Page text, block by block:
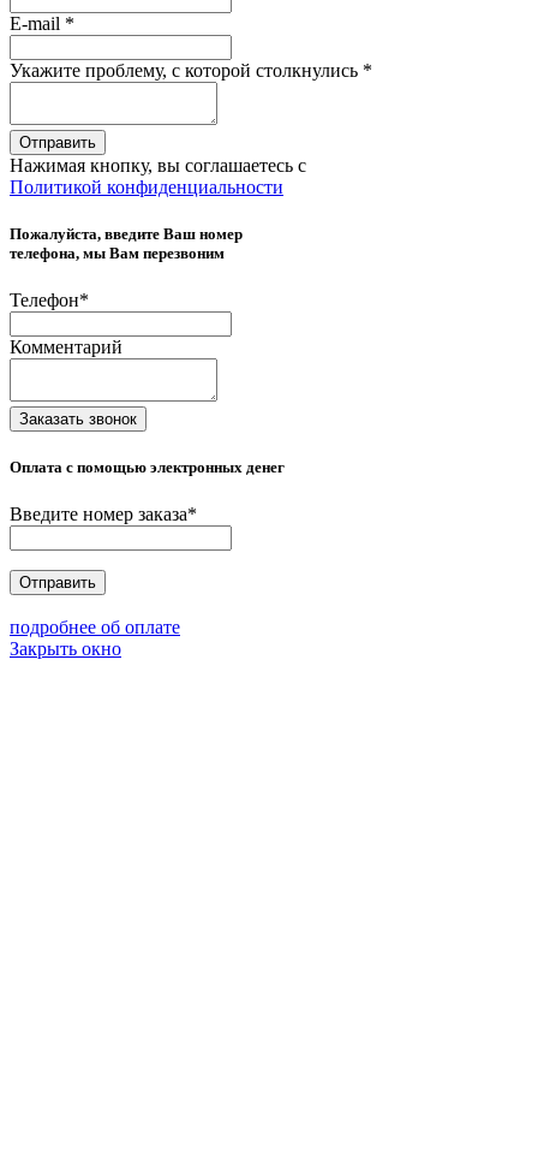
E-mail *
Укажите проблему, с которой столкнулись *
Отправить
Нажимая кнопку, вы соглашаетесь с
Политикой конфиденциальности
Пожалуйста, введите Ваш номер
телефона, мы Вам перезвоним
Телефон*
Комментарий
Заказать звонок
Оплата с помощью электронных денег
Введите номер заказа*
Отправить
подробнее об оплате
Закрыть окно